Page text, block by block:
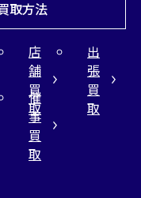
取方法
店
舗
買
取
出
張
買
取
催
事
買
取